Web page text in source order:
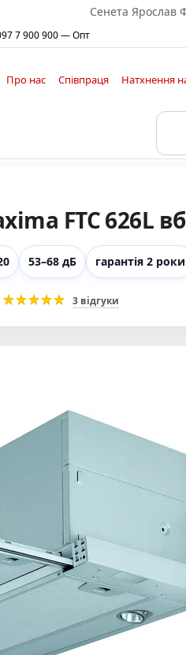
Сенета Ярослав
7 900 900 — Опт
Про нас Співпраця Натхнення
FTC 626L
53–68 дБ гарантія 2 роки
3 відгуки